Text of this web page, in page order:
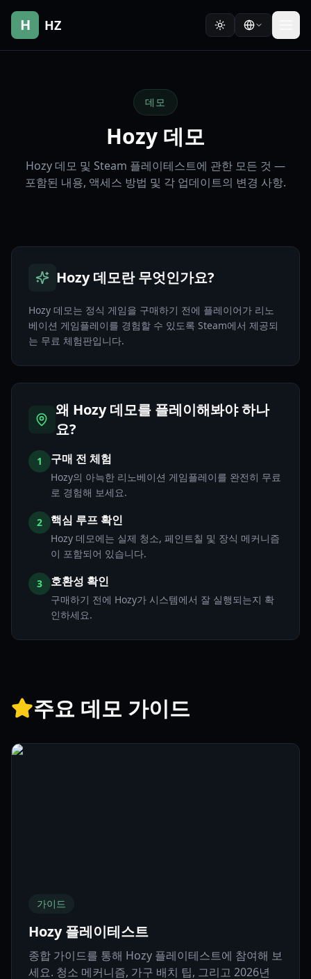
H HZ
데모
Hozy 데모
Hozy 데모 및 Steam 플레이테스트에 관한 모든 것 —
포함된 내용, 액세스 방법 및 각 업데이트의 변경 사항.
Hozy 데모란 무엇인가요?
Hozy 데모는 정식 게임을 구매하기 전에 플레이어가 리노
베이션 게임플레이를 경험할 수 있도록 Steam에서 제공되
는 무료 체험판입니다.
왜 Hozy 데모를 플레이해봐야 하나
요?
1 구매 전 체험
Hozy의 아늑한 리노베이션 게임플레이를 완전히 무료
로 경험해 보세요.
2 핵심 루프 확인
Hozy 데모에는 실제 청소, 페인트칠 및 장식 메커니즘
이 포함되어 있습니다.
3 호환성 확인
구매하기 전에 Hozy가 시스템에서 잘 실행되는지 확
인하세요.
주요 데모 가이드
가이드
Hozy 플레이테스트
종합 가이드를 통해 Hozy 플레이테스트에 참여해 보
세요. 청소 메커니즘, 가구 배치 팁, 그리고 2026년